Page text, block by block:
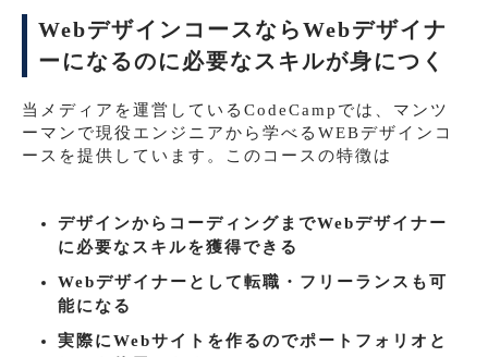
WebデザインコースならWebデザイナ
ーになるのに必要なスキルが身につく
当メディアを運営しているCodeCampでは、マンツ
ーマンで現役エンジニアから学べるWEBデザインコ
ースを提供しています。このコースの特徴は
デザインからコーディングまでWebデザイナー
に必要なスキルを獲得できる
Webデザイナーとして転職・フリーランスも可
能になる
実際にWebサイトを作るのでポートフォリオと